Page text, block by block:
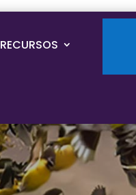
RECURSOS